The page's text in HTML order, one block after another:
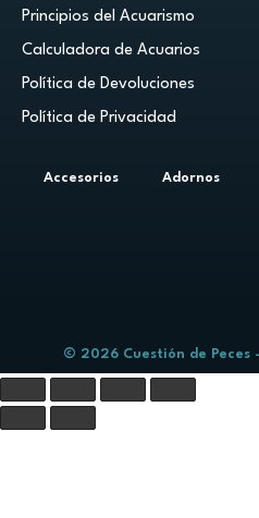
Principios del Acuarismo
Calculadora de Acuarios
Política de Devoluciones
Política de Privacidad
Accesorios Adornos
© 2026 Cuestión de Peces